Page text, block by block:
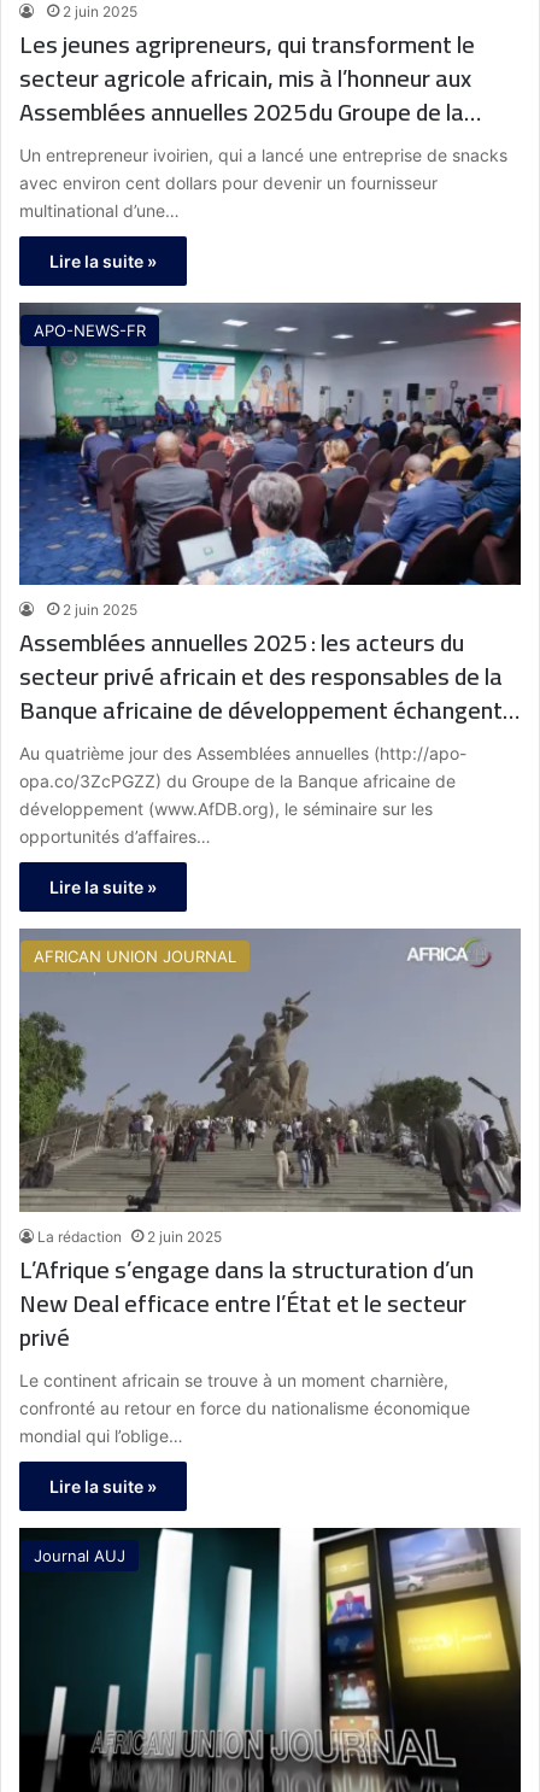
2 juin 2025
Les jeunes agripreneurs, qui transforment le
secteur agricole africain, mis à l’honneur aux
Assemblées annuelles 2025 du Groupe de la
Banque africaine de développement
Un entrepreneur ivoirien, qui a lancé une entreprise de snacks
avec environ cent dollars pour devenir un fournisseur
multinational d’une…
Lire la suite »
APO-NEWS-FR
2 juin 2025
Assemblées annuelles 2025 : les acteurs du
secteur privé africain et des responsables de la
Banque africaine de développement échangent
autour des opportunités d’affaires
Au quatrième jour des Assemblées annuelles (http://apo-
opa.co/3ZcPGZZ) du Groupe de la Banque africaine de
développement (www.AfDB.org), le séminaire sur les
opportunités d’affaires…
Lire la suite »
AFRICAN UNION JOURNAL
La rédaction 2 juin 2025
L’Afrique s’engage dans la structuration d’un
New Deal efficace entre l’État et le secteur
privé
Le continent africain se trouve à un moment charnière,
confronté au retour en force du nationalisme économique
mondial qui l’oblige…
Lire la suite »
Journal AUJ